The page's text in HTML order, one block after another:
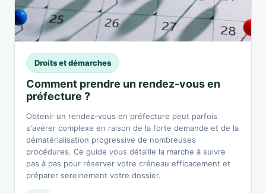
Droits et démarches
Comment prendre un rendez-vous en
préfecture ?
Obtenir un rendez-vous en préfecture peut parfois
s'avérer complexe en raison de la forte demande et de la
dématérialisation progressive de nombreuses
procédures. Ce guide vous détaille la marche à suivre
pas à pas pour réserver votre créneau efficacement et
préparer sereinement votre dossier.